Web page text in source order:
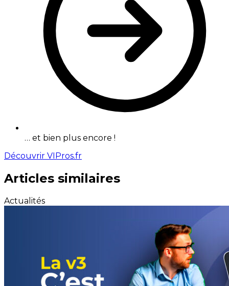
… et bien plus encore !
Découvrir VIPros.fr
Articles similaires
Actualités